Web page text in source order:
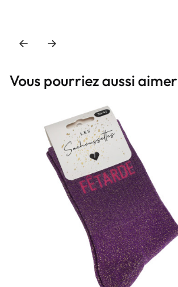
Vous pourriez aussi aimer